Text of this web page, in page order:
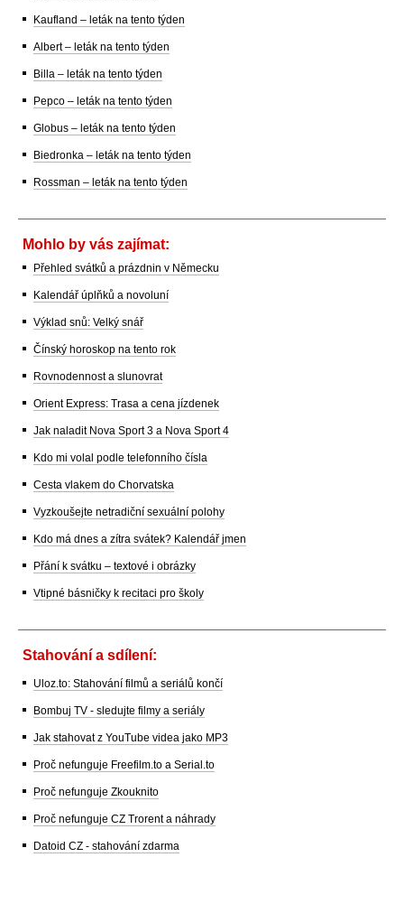
Kaufland – leták na tento týden
Albert – leták na tento týden
Billa – leták na tento týden
Pepco – leták na tento týden
Globus – leták na tento týden
Biedronka – leták na tento týden
Rossman – leták na tento týden
Mohlo by vás zajímat:
Přehled svátků a prázdnin v Německu
Kalendář úplňků a novoluní
Výklad snů: Velký snář
Čínský horoskop na tento rok
Rovnodennost a slunovrat
Orient Express: Trasa a cena jízdenek
Jak naladit Nova Sport 3 a Nova Sport 4
Kdo mi volal podle telefonního čísla
Cesta vlakem do Chorvatska
Vyzkoušejte netradiční sexuální polohy
Kdo má dnes a zítra svátek? Kalendář jmen
Přání k svátku – textové i obrázky
Vtipné básničky k recitaci pro školy
Stahování a sdílení:
Uloz.to: Stahování filmů a seriálů končí
Bombuj TV - sledujte filmy a seriály
Jak stahovat z YouTube videa jako MP3
Proč nefunguje Freefilm.to a Serial.to
Proč nefunguje Zkouknito
Proč nefunguje CZ Trorent a náhrady
Datoid CZ - stahování zdarma